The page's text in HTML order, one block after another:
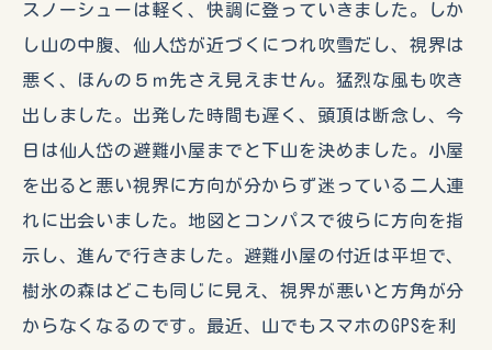
スノーシューは軽く、快調に登っていきました。しか
し山の中腹、仙人岱が近づくにつれ吹雪だし、視界は
悪く、ほんの５ｍ先さえ見えません。猛烈な風も吹き
出しました。出発した時間も遅く、頭頂は断念し、今
日は仙人岱の避難小屋までと下山を決めました。小屋
を出ると悪い視界に方向が分からず迷っている二人連
れに出会いました。地図とコンパスで彼らに方向を指
示し、進んで行きました。避難小屋の付近は平坦で、
樹氷の森はどこも同じに見え、視界が悪いと方角が分
からなくなるのです。最近、山でもスマホのGPSを利